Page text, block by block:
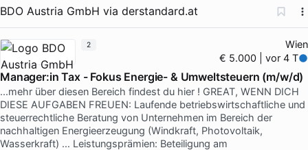
BDO Austria GmbH via derstandard.at
Wien
€ 5.000 | vor 4 T
Manager:in Tax - Fokus Energie- & Umweltsteuern (m/w/d)
...mehr über diesen Bereich findest du hier ! GREAT, WENN DICH
DIESE AUFGABEN FREUEN: Laufende betriebswirtschaftliche und
steuerrechtliche Beratung von Unternehmen im Bereich der
nachhaltigen Energieerzeugung (Windkraft, Photovoltaik,
Wasserkraft) … Leistungsprämien: Beteiligung am
2